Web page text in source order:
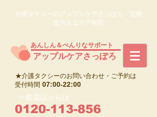
介護タクシーのアップルケアさっぽろ 北海
道内全エリア対応
​アップルケアさっぽろ
あんしん＆べんりなサポート
★介護タクシーのお問い合わせ・ご予約は
受付時間 07:00-22:00
0120-113-856
一般電話からは